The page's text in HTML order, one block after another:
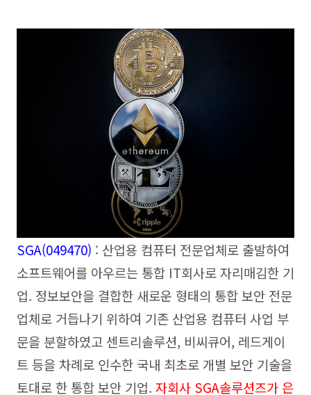
SGA(049470) : 산업용 컴퓨터 전문업체로 출발하여
소프트웨어를 아우르는 통합 IT회사로 자리매김한 기
업. 정보보안을 결합한 새로운 형태의 통합 보안 전문
업체로 거듭나기 위하여 기존 산업용 컴퓨터 사업 부
문을 분할하였고 센트리솔루션, 비씨큐어, 레드게이
트 등을 차례로 인수한 국내 최초로 개별 보안 기술을
토대로 한 통합 보안 기업. 자회사 SGA솔루션즈가 은